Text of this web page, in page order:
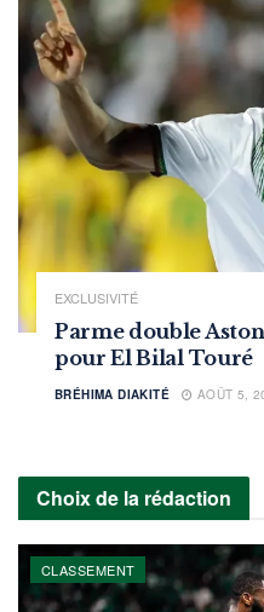
EXCLUSIVITÉ
Parme double
pour El Bilal Touré
BRÉHIMA DIAKITÉ AOÛT 5,
Choix de la rédaction
CLASSEMENT